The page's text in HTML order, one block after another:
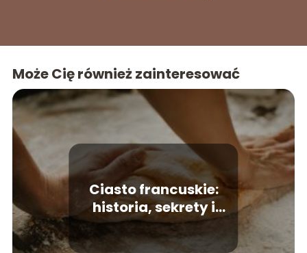
Może Cię również zainteresować
Ciasto francuskie:
historia, sekrety i
przepis na sukces w
kuchni